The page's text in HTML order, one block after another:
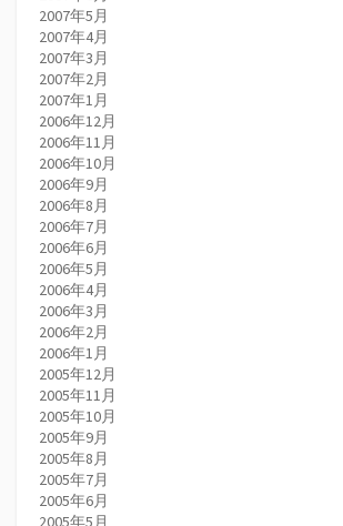
2007年5月
2007年4月
2007年3月
2007年2月
2007年1月
2006年12月
2006年11月
2006年10月
2006年9月
2006年8月
2006年7月
2006年6月
2006年5月
2006年4月
2006年3月
2006年2月
2006年1月
2005年12月
2005年11月
2005年10月
2005年9月
2005年8月
2005年7月
2005年6月
2005年5月